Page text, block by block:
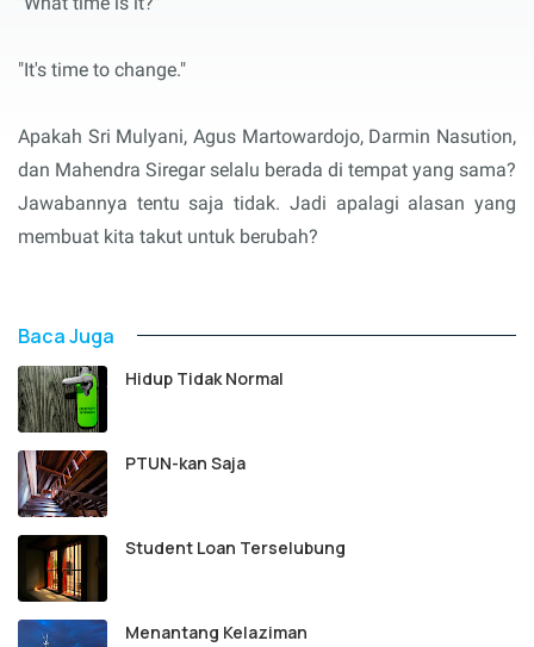
"It's time to change."
Apakah Sri Mulyani, Agus Martowardojo, Darmin Nasution,
dan Mahendra Siregar selalu berada di tempat yang sama?
Jawabannya tentu saja tidak. Jadi apalagi alasan yang
membuat kita takut untuk berubah?
Baca Juga
Hidup Tidak Normal
PTUN-kan Saja
Student Loan Terselubung
Menantang Kelaziman